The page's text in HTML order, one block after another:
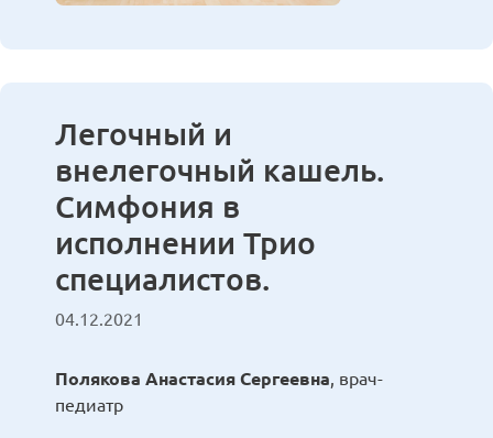
Легочный и
внелегочный кашель.
Симфония в
исполнении Трио
специалистов.
04.12.2021
Полякова Анастасия Сергеевна, врач-
педиатр